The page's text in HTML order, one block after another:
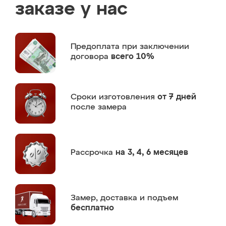
заказе у нас
Предоплата при заключении
договора всего 10%
Сроки изготовления от 7 дней
после замера
Рассрочка на 3, 4, 6 месяцев
Замер, доставка и подъем
бесплатно